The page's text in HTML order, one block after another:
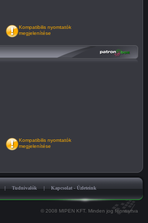
Kompatibilis nyomtatók
megjelenítése
Kompatibilis nyomtatók
megjelenítése
| Tudnivalók | Kapcsolat - Üzleteink
© 2008 MIPEN KFT. Minden jog fenntartva